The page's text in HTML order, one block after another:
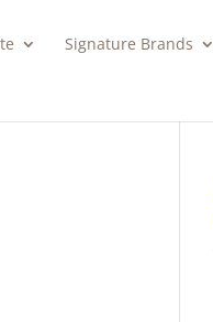
Signature Brands